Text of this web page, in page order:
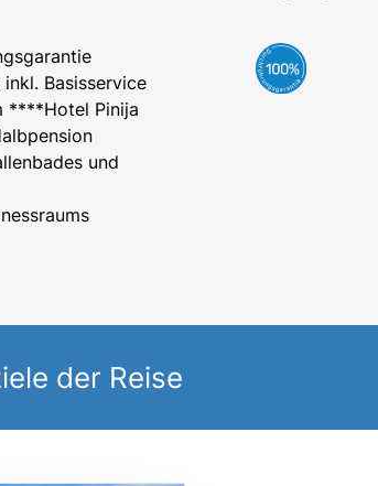
Basisservice
****Hotel Pinija
und
der Reise